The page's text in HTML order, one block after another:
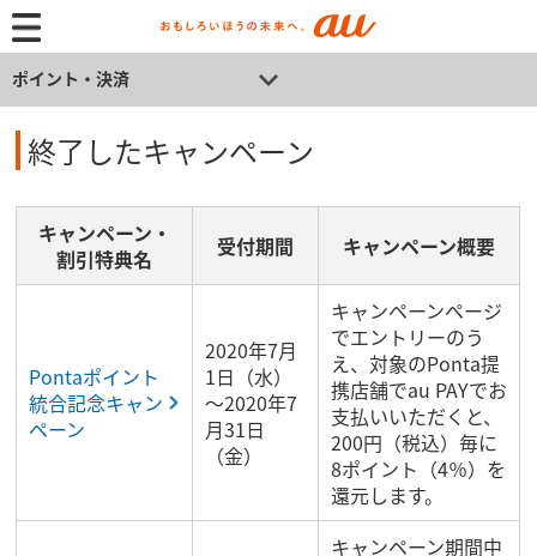
ポイント・決済
終了したキャンペーン
キャンペーン・
割引特典名
受付期間 キャンペーン概要
Pontaポイント
統合記念キャン
ペーン
2020年7月
1日（水）
～2020年7
月31日
（金）
キャンペーンページ
でエントリーのう
え、対象のPonta提
携店舗でau PAYでお
支払いいただくと、
200円（税込）毎に
8ポイント（4％）を
還元します。
キャンペーン期間中